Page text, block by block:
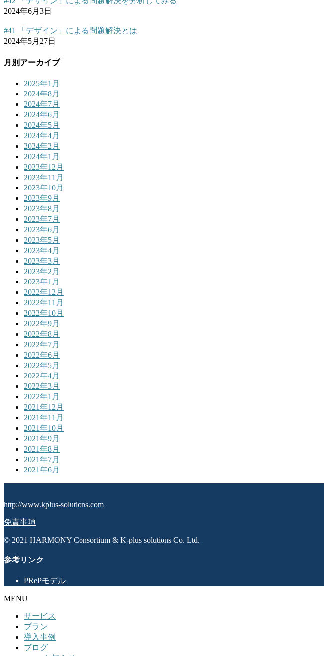
2024年6月3日
#41 「デザイン」による問題解決とは
2024年5月27日
月別アーカイブ
2025年1月
2024年8月
2024年7月
2024年6月
2024年5月
2024年4月
2024年2月
2024年1月
2023年12月
2023年11月
2023年10月
2023年9月
2023年8月
2023年7月
2023年6月
2023年5月
2023年4月
2023年3月
2023年2月
2023年1月
2022年12月
2022年11月
2022年10月
2022年9月
2022年8月
2022年7月
2022年6月
2022年5月
2022年4月
2022年3月
2022年1月
2021年12月
2021年11月
2021年10月
2021年9月
2021年8月
2021年7月
2021年6月
http://www.kplus-solutions.com
免責事項
© 2021 HARMONY Consortium & K-plus solutions Co. Ltd.
参考リンク
PRePモデル
MENU
サービス
プラン
導入事例
ブログ